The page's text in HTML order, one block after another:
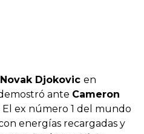
Novak Djokovic en
ante Cameron
El ex número 1 del mundo
energías recargadas y